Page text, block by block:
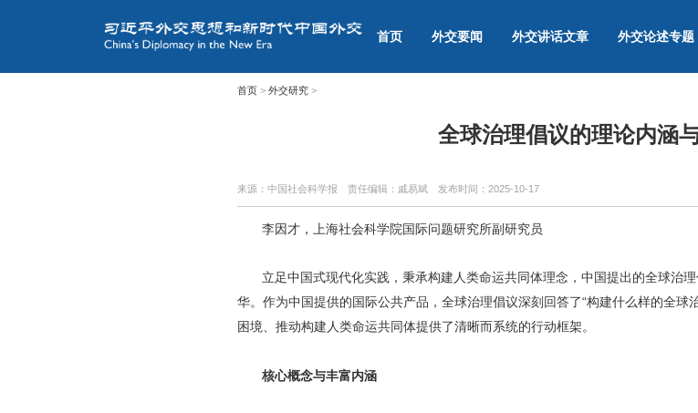
首页 外交要闻 外交讲话文章 外交论述专题
首页> 外交研究>
全球治理倡议的理论内涵
来源：中国社会科学报 责任编辑：戚易斌 发布时间： 2025-10-17
李因才，上海社会科学院国际问题研究所副研究员
立足中国式现代化实践，秉承构建人类命运共同体理念，中国提出的全球治
华。作为中国提供的国际公共产品，全球治理倡议深刻回答了“构建什么样的全球
困境、推动构建人类命运共同体提供了清晰而系统的行动框架。
核心概念与丰富内涵